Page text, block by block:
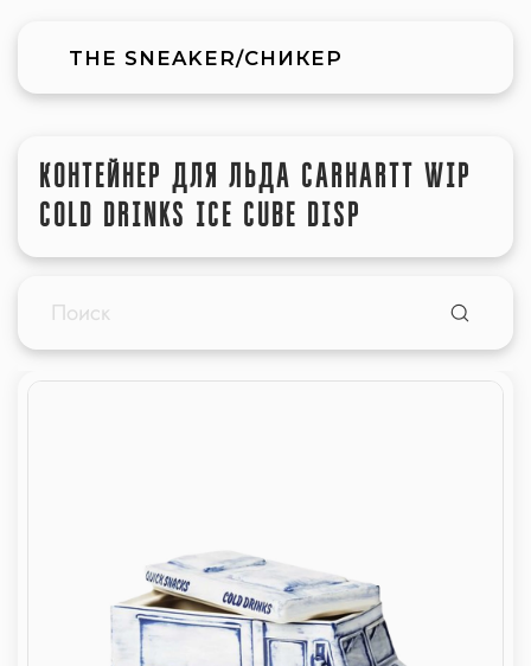
THE SNEAKER/СНИКЕР
КОНТЕЙНЕР ДЛЯ ЛЬДА CARHARTT WIP
COLD DRINKS ICE CUBE DISP